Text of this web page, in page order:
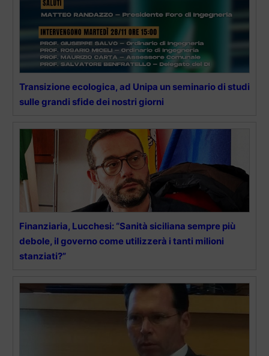
Transizione ecologica, ad Unipa un seminario di studi
sulle grandi sfide dei nostri giorni
Finanziaria, Lucchesi: “Sanità siciliana sempre più
debole, il governo come utilizzerà i tanti milioni
stanziati?”